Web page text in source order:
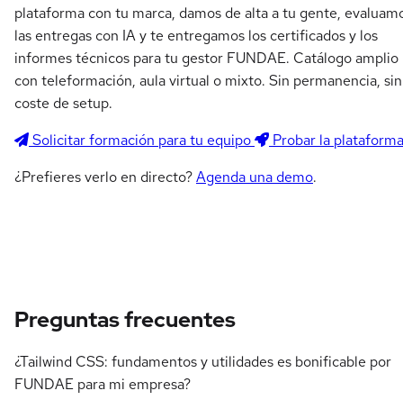
plataforma con tu marca, damos de alta a tu gente,
las entregas con IA y te entregamos los certificados y los
informes técnicos para tu gestor FUNDAE. Catálogo amplio
con teleformación, aula virtual o mixto. Sin permanencia, sin
coste de setup.
Solicitar formación para tu equipo
Probar la plataforma
¿Prefieres verlo en directo?Agenda una demo.
Preguntas frecuentes
¿Tailwind CSS: fundamentos y utilidades es bonificable por
FUNDAE para mi empresa?